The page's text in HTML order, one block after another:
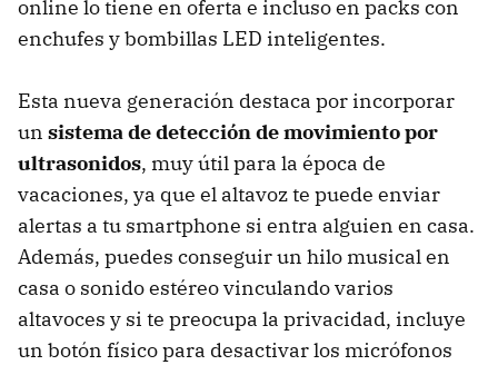
online lo tiene en oferta e incluso en packs con
enchufes y bombillas LED inteligentes.
Esta nueva generación destaca por incorporar
un sistema de detección de movimiento por
ultrasonidos, muy útil para la época de
vacaciones, ya que el altavoz te puede enviar
alertas a tu smartphone si entra alguien en casa.
Además, puedes conseguir un hilo musical en
casa o sonido estéreo vinculando varios
altavoces y si te preocupa la privacidad, incluye
un botón físico para desactivar los micrófonos